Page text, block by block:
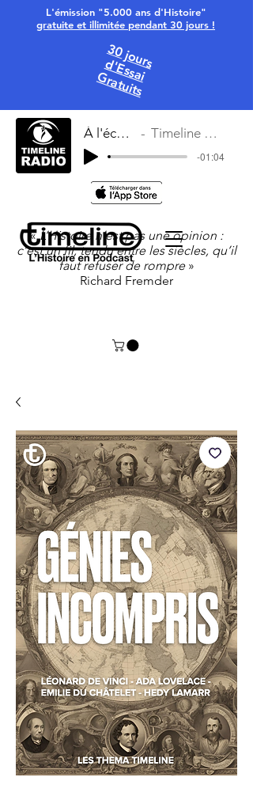
L'émission "5.000 ans d'Histoire"
gratuite et illimitée pendant 30 jours !
30 jours
d'Essai
Gratuits
«L’Histoire n’est pas une opinion :
c’est un fil, tendu entre les siècles, qu’il
faut refuser de rompre»
Richard Fremder
À l'écoute Timeline Radio
-01:04